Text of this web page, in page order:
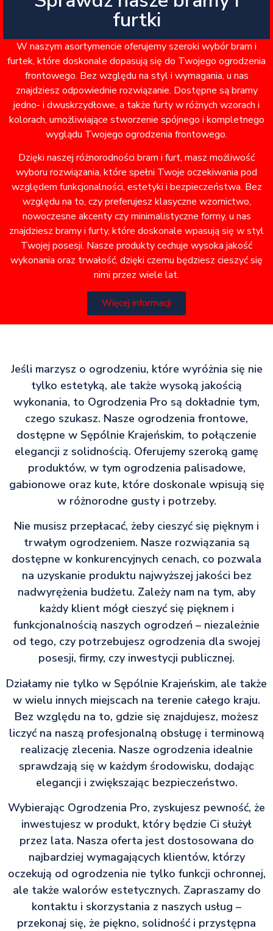
furtki
W naszym asortymencie oferujemy szeroki wybór bram i
furtek, które doskonale dopasują się do Twojego ogrodzenia
frontowego. Bez względu na styl i wymagania, u nas
znajdziesz odpowiednie rozwiązanie. Dostępne są bramy
jedno- i dwuskrzydłowe, a także furty w różnych wzorach i
kolorach, umożliwiające stworzenie spójnego i kompletnego
wyglądu Twojego ogrodzenia frontowego.
Dzięki naszej różnorodności bram i furt, masz możliwość
wyboru rozwiązania, które spełni Twoje oczekiwania pod
względem funkcjonalności, estetyki i bezpieczeństwa. Bez
względu na to, czy preferujesz klasyczne wzornictwo,
nowoczesne akcenty czy minimalistyczne formy, u nas
znajdziesz bramy i furty, które doskonale wpasują się w styl
Twojej posesji. Nasze produkty cechuje wysoka jakość
wykonania oraz trwałość, dzięki czemu będziesz cieszyć się
nimi przez wiele lat.
Więcej informacji
Jeśli marzysz o ogrodzeniu, które wyróżnia się nie
tylko estetyką, ale także wysoką jakością
wykonania, to Ogrodzenia Pro są dokładnie tym,
czego szukasz. Nasze ogrodzenia frontowe,
dostępne w Sępólnie Krajeńskim, to połączenie
elegancji z solidnością. Oferujemy szeroką gamę
produktów, w tym ogrodzenia palisadowe,
gabionowe oraz kute, które doskonale wpisują się
w różnorodne gusty i potrzeby.
Nie musisz przepłacać, żeby cieszyć się pięknym i
trwałym ogrodzeniem. Nasze rozwiązania są
dostępne w konkurencyjnych cenach, co pozwala
na uzyskanie produktu najwyższej jakości bez
nadwyrężenia budżetu. Zależy nam na tym, aby
każdy klient mógł cieszyć się pięknem i
funkcjonalnością naszych ogrodzeń – niezależnie
od tego, czy potrzebujesz ogrodzenia dla swojej
posesji, firmy, czy inwestycji publicznej.
Działamy nie tylko w Sępólnie Krajeńskim, ale także
w wielu innych miejscach na terenie całego kraju.
Bez względu na to, gdzie się znajdujesz, możesz
liczyć na naszą profesjonalną obsługę i terminową
realizację zlecenia. Nasze ogrodzenia idealnie
sprawdzają się w każdym środowisku, dodając
elegancji i zwiększając bezpieczeństwo.
Wybierając Ogrodzenia Pro, zyskujesz pewność, że
inwestujesz w produkt, który będzie Ci służył
przez lata. Nasza oferta jest dostosowana do
najbardziej wymagających klientów, którzy
oczekują od ogrodzenia nie tylko funkcji ochronnej,
ale także walorów estetycznych. Zapraszamy do
kontaktu i skorzystania z naszych usług –
przekonaj się, że piękno, solidność i przystępna